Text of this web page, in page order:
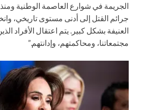
الجريمة في شوارع العاصمة الوطنية
جرائم القتل إلى أدنى مستوى تاريخي،
العنيفة بشكل كبير. يتم اعتقال الأفراد
مجتمعاتنا، ومحاكمتهم، وإدانتهم.”